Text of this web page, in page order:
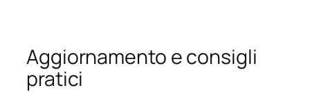
Aggiornamento e consigli
pratici